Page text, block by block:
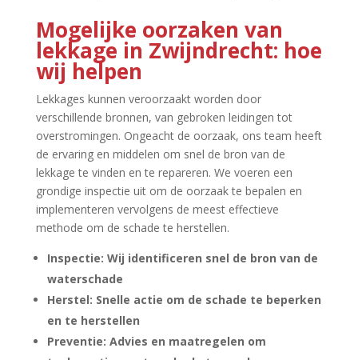
Mogelijke oorzaken van
lekkage in Zwijndrecht: hoe
wij helpen
Lekkages kunnen veroorzaakt worden door
verschillende bronnen, van gebroken leidingen tot
overstromingen.​ Ongeacht de oorzaak, ons team heeft
de ervaring en middelen om snel de bron van de
lekkage te vinden en te repareren.​ We voeren een
grondige inspectie uit om de oorzaak te bepalen en
implementeren vervolgens de meest effectieve
methode om de schade te herstellen.​
Inspectie: Wij identificeren snel de bron van de
waterschade
Herstel: Snelle actie om de schade te beperken
en te herstellen
Preventie: Advies en maatregelen om